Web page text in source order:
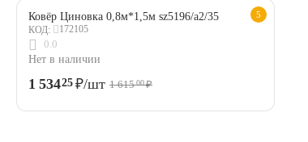
5
Ковёр Циновка 0,8м*1,5м sz5196/a2/35
КОД: 172105
0.0
Нет в наличии
1 53425 ₽/шт 1 61500₽